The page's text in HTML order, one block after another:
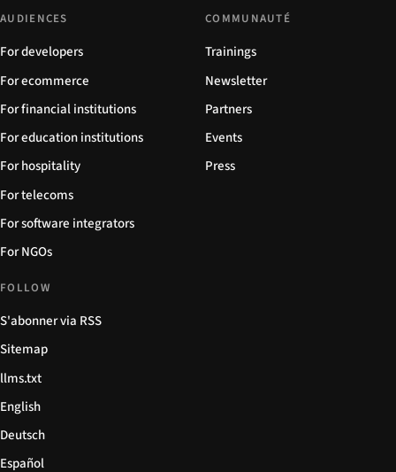
AUDIENCES
For developers
For ecommerce
For financial institutions
For education institutions
For hospitality
For telecoms
For software integrators
For NGOs
COMMUNAUTÉ
Trainings
Newsletter
Partners
Events
Press
FOLLOW
S'abonner via RSS
Sitemap
llms.txt
English
Deutsch
Español